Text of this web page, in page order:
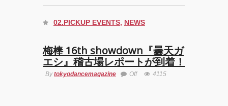
02.PICKUP EVENTS, NEWS
梅棒 16th showdown『曇天ガ
エシ』稽古場レポートが到着！
Bytokyodancemagazine Off 4115